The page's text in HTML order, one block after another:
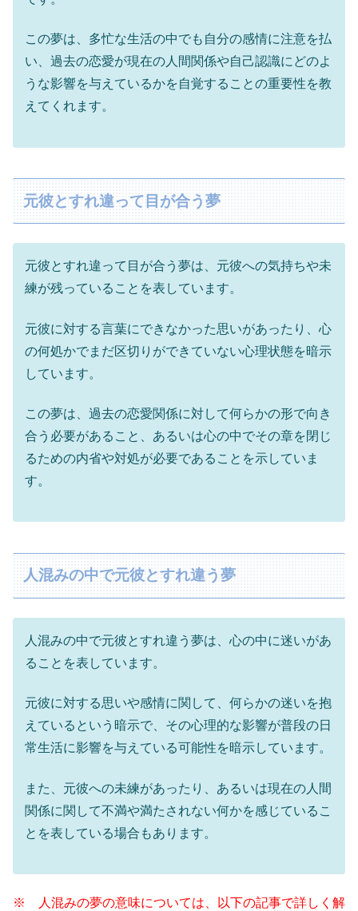
この夢は、多忙な生活の中でも自分の感情に注意を払
い、過去の恋愛が現在の人間関係や自己認識にどのよ
うな影響を与えているかを自覚することの重要性を教
えてくれます。
元彼とすれ違って目が合う夢
元彼とすれ違って目が合う夢は、元彼への気持ちや未
練が残っていることを表しています。
元彼に対する言葉にできなかった思いがあったり、心
の何処かでまだ区切りができていない心理状態を暗示
しています。
この夢は、過去の恋愛関係に対して何らかの形で向き
合う必要があること、あるいは心の中でその章を閉じ
るための内省や対処が必要であることを示していま
す。
人混みの中で元彼とすれ違う夢
人混みの中で元彼とすれ違う夢は、心の中に迷いがあ
ることを表しています。
元彼に対する思いや感情に関して、何らかの迷いを抱
えているという暗示で、その心理的な影響が普段の日
常生活に影響を与えている可能性を暗示しています。
また、元彼への未練があったり、あるいは現在の人間
関係に関して不満や満たされない何かを感じているこ
とを表している場合もあります。
※ 人混みの夢の意味については、以下の記事で詳しく解